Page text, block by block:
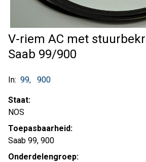
V-riem AC met
Saab 99/900
In: 99 900
Staat:
NOS
Toepasbaarheid:
Saab 99, 900
Onderdelengroep: